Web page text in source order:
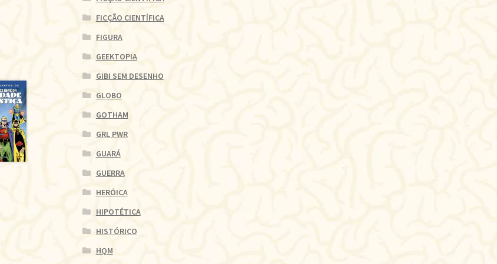
FICÇÃO CIENTÍFICA
FIGURA
GEEKTOPIA
GIBI SEM DESENHO
GLOBO
GOTHAM
GRL PWR
GUARÁ
GUERRA
HERÓICA
HIPOTÉTICA
HISTÓRICO
HQM